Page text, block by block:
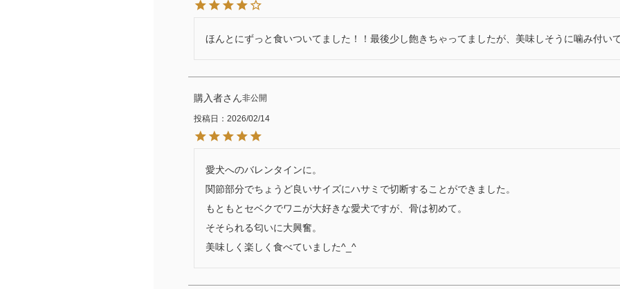
ほんとにずっと食いついてました！！最後少し飽きちゃってましたが、美味しそうに噛み付い
購入者 非公開
投稿日 2026/02/14
愛犬へのバレンタインに。
関節部分でちょうど良いサイズにハサミで切断することができました。
もともとセベクでワニが大好きな愛犬ですが、骨は初めて。
そそられる匂いに大興奮。
美味しく楽しく食べていました^_^